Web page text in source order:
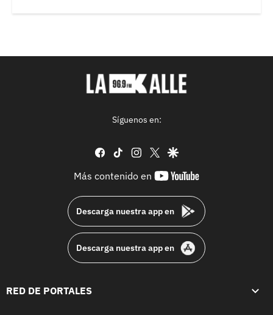
Síguenos en:
facebook
tiktok instagram
twittergoogle
Más contenido en
youtube-
Descarga nuestra app en
Descarga nuestra app en
RED DE PORTALES